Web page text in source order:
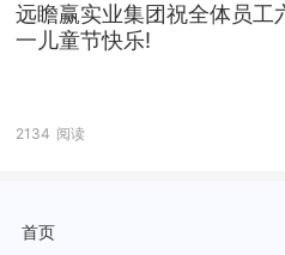
远瞻赢实业集团祝全体员工
一儿童节快乐!
2134 阅读
首页